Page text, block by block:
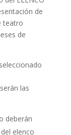
de
teatro
de
las
deberán
elenco